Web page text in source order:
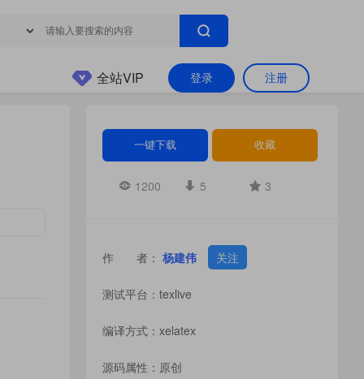
登录 注册
全站VIP
一键下载 收藏
1200 5 3
作 者： 杨建伟 关注
测试平台：texlive
编译方式：xelatex
源码属性：原创